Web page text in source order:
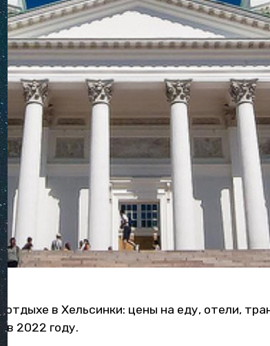
отдыхе в Хельсинки: цены на еду, отели,
в 2022 году.